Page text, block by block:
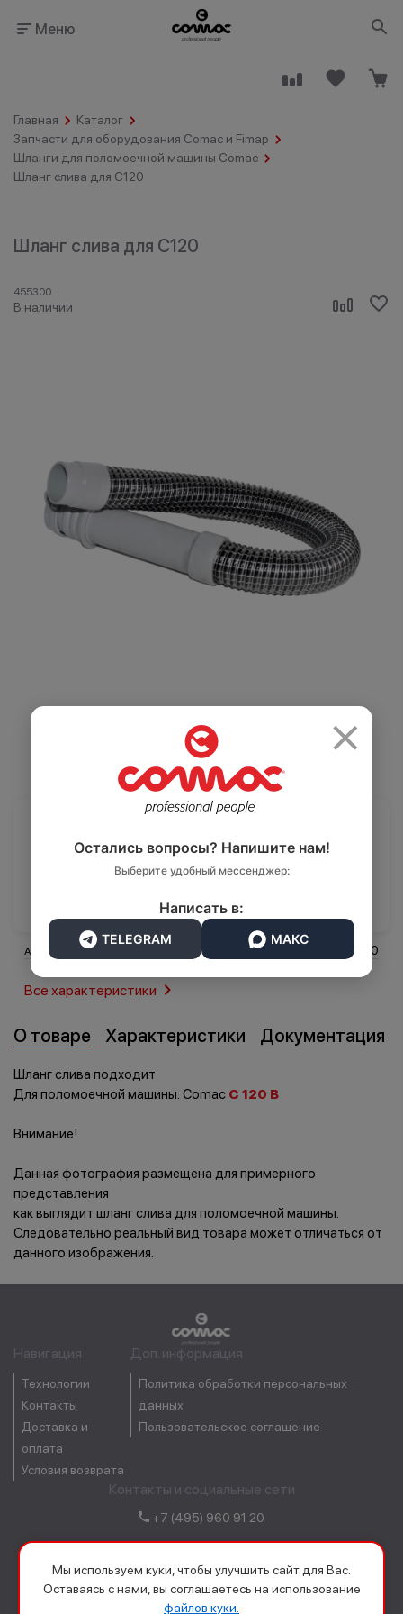
Меню
Главная
Каталог
Запчасти для оборудования Comac и Fimap
Шланги для поломоечной машины Comac
Шланг слива для C120
Шланг слива для C120
455300
В наличии
Артикул 455300
Все характеристики
10 830 ₽
О товаре Характеристики Документация
Шланг слива подходит
Для поломоечной машины: Comac C 120 B
Внимание!
Данная фотография размещена для примерного
представления
как выглядит шланг слива для поломоечной машины.
Следовательно реальный вид товара может отличаться от
данного изображения.
Навигация
Технологии
Контакты
Доставка и
оплата
Условия возврата
Доп. информация
Политика обработки персональных
данных
Пользовательское соглашение
Контакты и социальные сети
+7 (495) 960 91 20
order@comacrussia.ru
назначения
Здравоохранение
Салоны красоты
и спортзалы
Автомобильная
промышленность
Транспорт
×
Остались вопросы? Напишите нам!
Выберите удобный мессенджер:
Написать в:
TELEGRAM МАКС
Мы используем куки, чтобы улучшить сайт для Вас.
Оставаясь с нами, вы соглашаетесь на использование
файлов куки.